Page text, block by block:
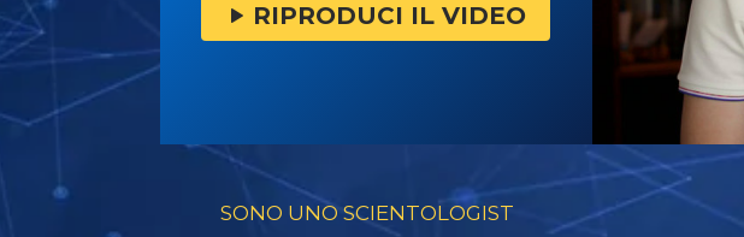
RIPRODUCI IL VIDEO
SONO UNO SCIENTOLOGIST